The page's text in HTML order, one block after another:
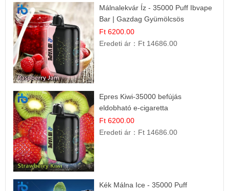
Málnalekvár Íz - 35000 Puff Ibvape
Bar | Gazdag Gyümölcsös
Ízélmény!
Ft 6200.00
Eredeti ár： Ft 14686.00
Epres Kiwi-35000 befújás
eldobható e-cigaretta
Ft 6200.00
Eredeti ár： Ft 14686.00
Kék Málna Ice - 35000 Puff